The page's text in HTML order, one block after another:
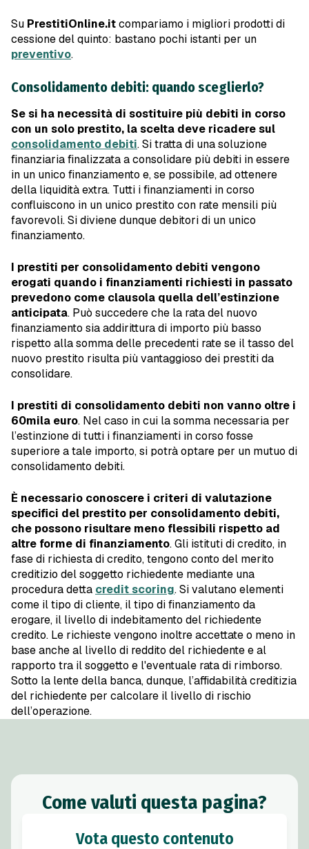
Su PrestitiOnline.itcompariamo i migliori prodotti di
cessione del quinto: bastano pochi istanti per un
preventivo.
Consolidamento debiti: quando sceglierlo?
Se si ha necessità di sostituire più debiti in corso
con un solo prestito, la scelta deve ricadere sul
consolidamento debiti. Si tratta di una soluzione
finanziaria finalizzata a consolidare più debiti in essere
in un unico finanziamento e, se possibile, ad ottenere
della liquidità extra. Tutti i finanziamenti in corso
confluiscono in un unico prestito con rate mensili più
favorevoli. Si diviene dunque debitori di un unico
finanziamento.
I prestiti per consolidamento debiti vengono
erogati quando i finanziamenti richiesti in passato
prevedono come clausola quella dell’estinzione
anticipata. Può succedere che la rata del nuovo
finanziamento sia addirittura di importo più basso
rispetto alla somma delle precedenti rate se il tasso del
nuovo prestito risulta più vantaggioso dei prestiti da
consolidare.
I prestiti di consolidamento debiti non vanno oltre i
60mila euro. Nel caso in cui la somma necessaria per
l’estinzione di tutti i finanziamenti in corso fosse
superiore a tale importo, si potrà optare per un mutuo di
consolidamento debiti.
È necessario conoscere i criteri di valutazione
specifici del prestito per consolidamento debiti,
che possono risultare meno flessibili rispetto ad
altre forme di finanziamento. Gli istituti di credito, in
fase di richiesta di credito, tengono conto del merito
creditizio del soggetto richiedente mediante una
procedura detta credit scoring. Si valutano elementi
come il tipo di cliente, il tipo di finanziamento da
erogare, il livello di indebitamento del richiedente
credito. Le richieste vengono inoltre accettate o meno in
base anche al livello di reddito del richiedente e al
rapporto tra il soggetto e l'eventuale rata di rimborso.
Sotto la lente della banca, dunque, l’affidabilità creditizia
del richiedente per calcolare il livello di rischio
dell’operazione.
Come valuti questa pagina?
Vota questo contenuto